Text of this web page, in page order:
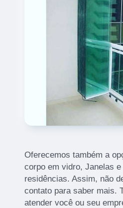
Oferecemos também a
corpo em vidro, Janelas
residências. Assim, não
contato para saber mais.
atender você ou seu